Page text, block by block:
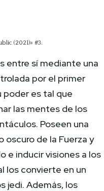
(2021)» #3.
entre sí mediante una
por el primer
poder es tal que
las mentes de los
Poseen una
oscuro de la Fuerza y
e inducir visiones a los
los convierte en un
jedi. Además, los